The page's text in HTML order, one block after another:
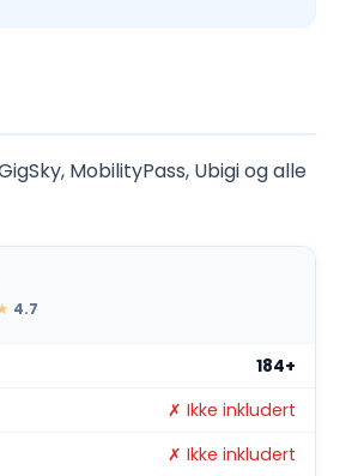
MobilityPass, Ubigi og alle
4.7
184+
✗ Ikke inkludert
✗ Ikke inkludert